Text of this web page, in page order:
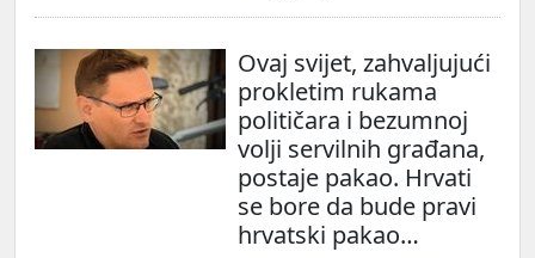
Ovaj svijet, zahvaljujući
prokletim rukama
političara i bezumnoj
volji servilnih građana,
postaje pakao. Hrvati
se bore da bude pravi
hrvatski pakao…